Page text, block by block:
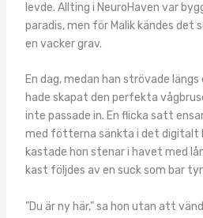
levde. Allting i NeuroHaven var
paradis, men för Malik kändes det
en vacker grav.
En dag, medan han strövade
hade skapat den perfekta
inte passade in. En flicka satt
med fötterna sänkta i det digitalt
kastade hon stenar i havet med
kast följdes av en suck som bar
”Du är ny här,” sa hon utan att